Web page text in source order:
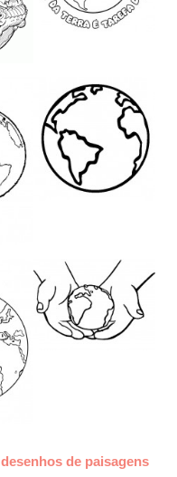
desenhos de paisagens